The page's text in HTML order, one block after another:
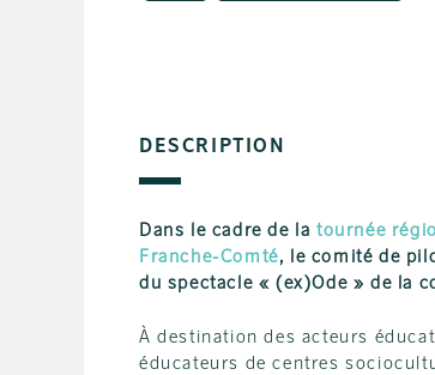
DESCRIPTION
Dans le cadre de la tournée
Franche-Comté, le comité de
du spectacle « (ex)Ode » de la
À destination des acteurs
éducateurs de centres